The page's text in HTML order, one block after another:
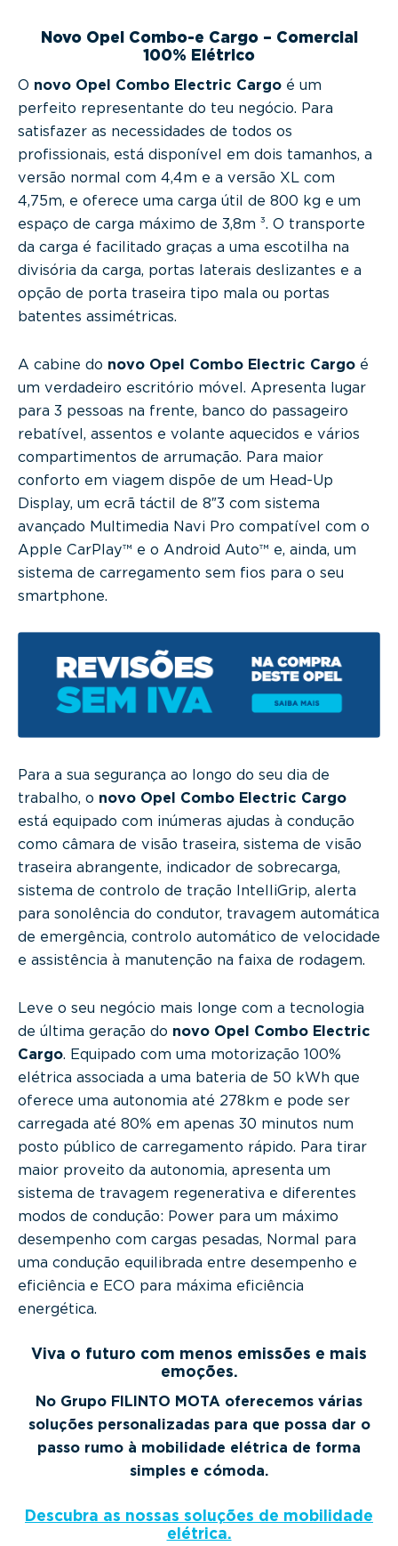
Novo Opel Combo-e Cargo – Comercial
100% Elétrico
O novo Opel Combo Electric Cargo é um
perfeito representante do teu negócio. Para
satisfazer as necessidades de todos os
profissionais, está disponível em dois tamanhos, a
versão normal com 4,4m e a versão XL com
4,75m, e oferece uma carga útil de 800 kg e um
espaço de carga máximo de 3,8m ³. O transporte
da carga é facilitado graças a uma escotilha na
divisória da carga, portas laterais deslizantes e a
opção de porta traseira tipo mala ou portas
batentes assimétricas.
A cabine do novo Opel Combo Electric Cargo é
um verdadeiro escritório móvel. Apresenta lugar
para 3 pessoas na frente, banco do passageiro
rebatível, assentos e volante aquecidos e vários
compartimentos de arrumação. Para maior
conforto em viagem dispõe de um Head-Up
Display, um ecrã táctil de 8″3 com sistema
avançado Multimedia Navi Pro compatível com o
Apple CarPlay™ e o Android Auto™ e, ainda, um
sistema de carregamento sem fios para o seu
smartphone.
Para a sua segurança ao longo do seu dia de
trabalho, o novo Opel Combo Electric Cargo
está equipado com inúmeras ajudas à condução
como câmara de visão traseira, sistema de visão
traseira abrangente, indicador de sobrecarga,
sistema de controlo de tração IntelliGrip, alerta
para sonolência do condutor, travagem automática
de emergência, controlo automático de velocidade
e assistência à manutenção na faixa de rodagem.
Leve o seu negócio mais longe com a tecnologia
de última geração do novo Opel Combo Electric
Cargo. Equipado com uma motorização 100%
elétrica associada a uma bateria de 50 kWh que
oferece uma autonomia até 278km e pode ser
carregada até 80% em apenas 30 minutos num
posto público de carregamento rápido. Para tirar
maior proveito da autonomia, apresenta um
sistema de travagem regenerativa e diferentes
modos de condução: Power para um máximo
desempenho com cargas pesadas, Normal para
uma condução equilibrada entre desempenho e
eficiência e ECO para máxima eficiência
energética.
Viva o futuro com menos emissões e mais
emoções.
No Grupo FILINTO MOTA oferecemos várias
soluções personalizadas para que possa dar o
passo rumo à mobilidade elétrica de forma
simples e cómoda.
Descubra as nossas soluções de mobilidade
elétrica.